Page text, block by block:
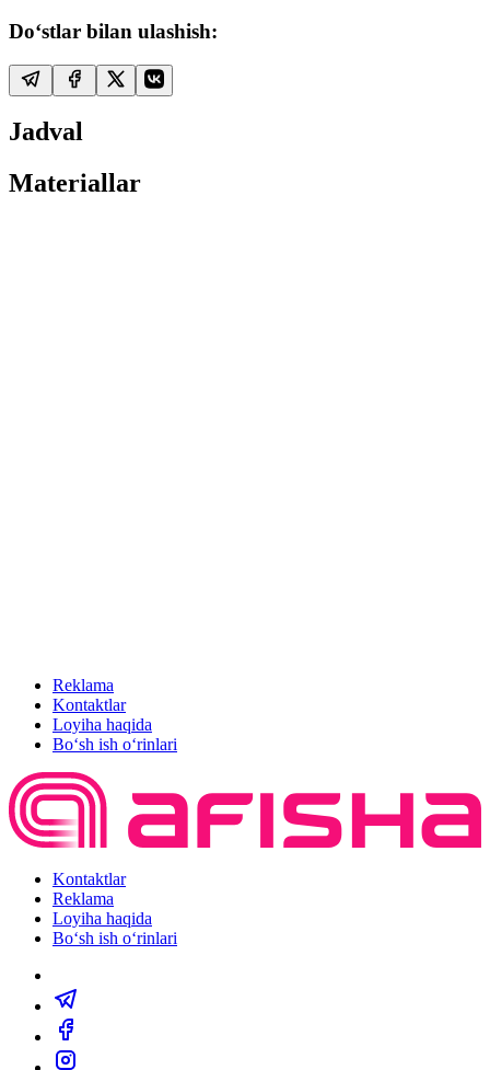
Do‘stlar bilan ulashish:
Jadval
Materiallar
Reklama
Kontaktlar
Loyiha haqida
Bo‘sh ish o‘rinlari
Kontaktlar
Reklama
Loyiha haqida
Bo‘sh ish o‘rinlari